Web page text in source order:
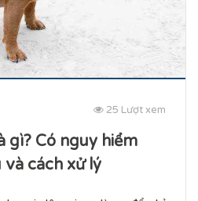
25 Lượt xem
gì? Có nguy hiểm
và cách xử lý